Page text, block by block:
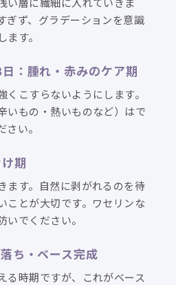
い層に繊細に入れていきま
ぎず、グラデーションを意識
ます。
：腫れ・赤みのケア期
くこすらないようにします。
いもの・熱いものなど）はで
さい。
期
ます。自然に剥がれるのを待
ことが大切です。ワセリンな
いでください。
ち・ベース完成
る時期ですが、これがベース